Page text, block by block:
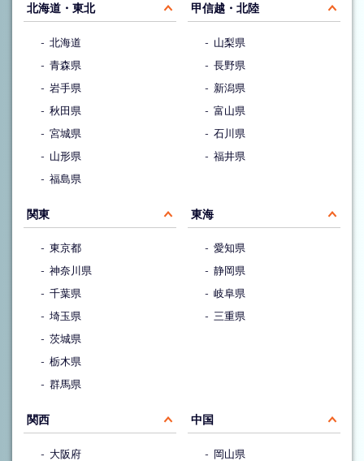
北海道・東北
北海道
青森県
岩手県
秋田県
宮城県
山形県
福島県
甲信越・北陸
山梨県
長野県
新潟県
富山県
石川県
福井県
関東
東京都
神奈川県
千葉県
埼玉県
茨城県
栃木県
群馬県
東海
愛知県
静岡県
岐阜県
三重県
関西
大阪府
中国
岡山県